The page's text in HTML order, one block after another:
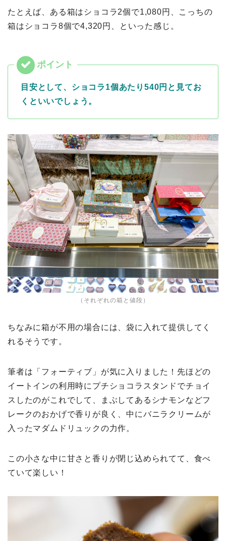
たとえば、ある箱はショコラ2個で1,080円、こっちの
箱はショコラ8個で4,320円、といった感じ。
目安として、ショコラ1個あたり540円と見てお
くといいでしょう。
（それぞれの箱と値段）
ちなみに箱が不用の場合には、袋に入れて提供してく
れるそうです。
筆者は「フォーティブ」が気に入りました！先ほどの
イートインの利用時にプチショコラスタンドでチョイ
スしたのがこれでして、まぶしてあるシナモンなどフ
レークのおかげで香りが良く、中にバニラクリームが
入ったマダムドリュックの力作。
この小さな中に甘さと香りが閉じ込められてて、食べ
ていて楽しい！